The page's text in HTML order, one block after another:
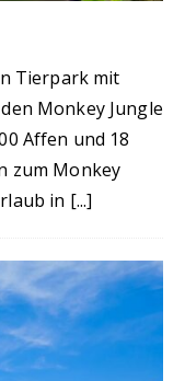
Tierpark mit
Monkey Jungle
Affen und 18
zum Monkey
in [...]